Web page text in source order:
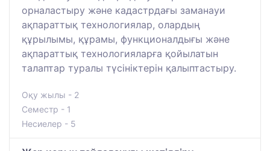
орналастыру және кадастрдағы заманауи
ақпараттық технологиялар, олардың
құрылымы, құрамы, функционалдығы және
ақпараттық технологияларға қойылатын
талаптар туралы түсініктерін қалыптастыру.
Оқу жылы - 2
Семестр - 1
Несиелер - 5